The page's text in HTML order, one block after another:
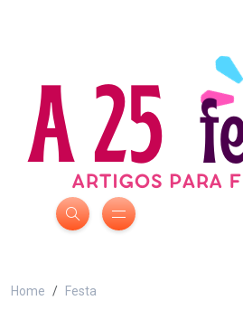
Home Festa